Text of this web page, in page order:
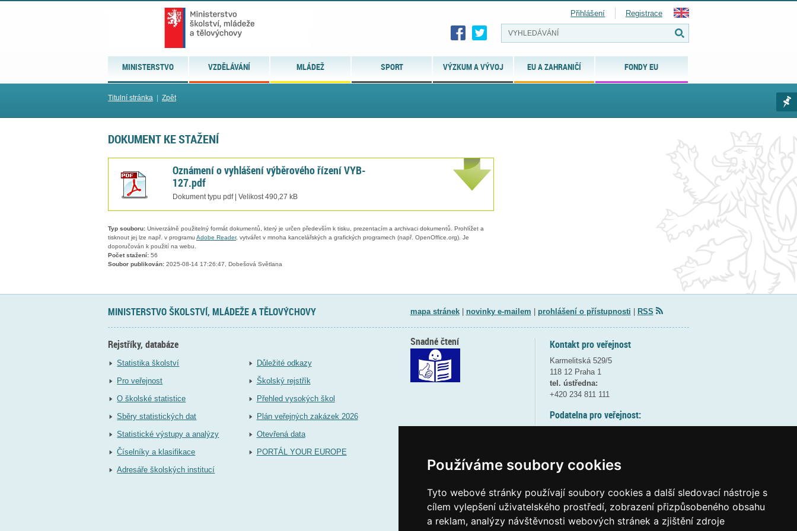
Používáme soubory cookies
Tyto webové stránky používají soubory cookies a další sledovací nástroje s
cílem vylepšení uživatelského prostředí, zobrazení přizpůsobeného obsahu
a reklam, analýzy návštěvnosti webových stránek a zjištění zdroje
MINISTERSTVO VZDĚLÁVÁNÍ MLÁDEŽ SPORT VÝZKUM A VÝVOJ EU A ZAHRANIČÍ FONDY EU
Přihlášení Registrace
Titulní stránka Zpět
DOKUMENT KE STAŽENÍ
Oznámení o vyhlášení výběrového řízení VYB-
127.pdf
Dokument typu pdf | Velikost 490,27 kB
Typ souboru: Univerzálně použitelný formát dokumentů, který je určen především k tisku, prezentacím a archivaci dokumentů. Prohlížet a
tisknout jej lze např. v programu Adobe Reader, vytvářet v mnoha kancelářských a grafických programech (např. OpenOffice.org). Je
doporučován k použití na webu.
Počet stažení: 56
Soubor publikován: 2025-08-14 17:26:47, Dobešová Světlana
MINISTERSTVO ŠKOLSTVÍ, MLÁDEŽE A TĚLOVÝCHOVY mapa stránek| novinky e-mailem prohlášení o přístupnosti RSS
Rejstříky, databáze
Statistika školství
Pro veřejnost
O školské statistice
Sběry statistických dat
Statistické výstupy a analýzy
Číselníky a klasifikace
Adresáře školských institucí
Důležité odkazy
Školský rejstřík
Přehled vysokých škol
Plán veřejných zakázek 2026
Otevřená data
PORTÁL YOUR EUROPE
Kontakt pro veřejnost
Karmelitská 529/5
118 12 Praha 1
tel. ústředna:
+420 234 811 111
Podatelna pro veřejnost:
(více informací
Elektronická podatelna:
posta@msmtgov cz
Snadné čtení